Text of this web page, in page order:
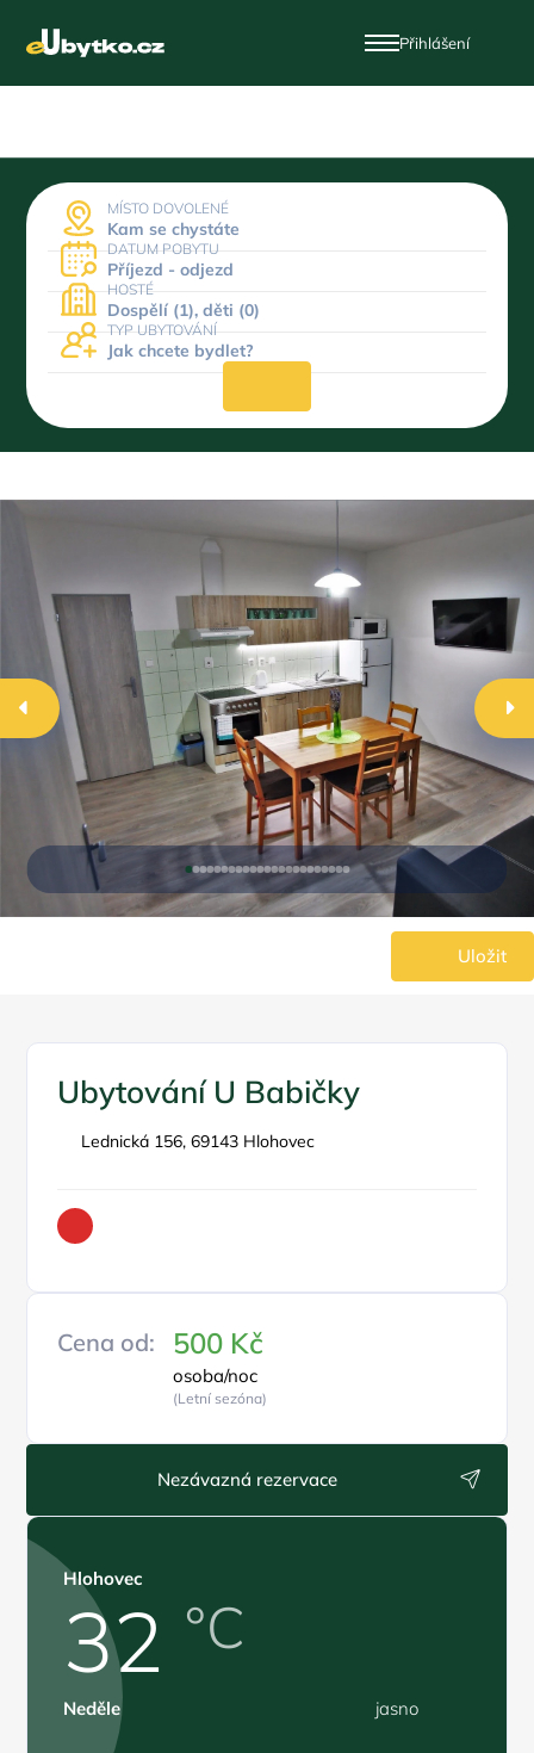
Přihlášení
MÍSTO DOVOLENÉ
Kam se chystáte
DATUM POBYTU
Příjezd - odjezd
HOSTÉ
Dospělí (1), děti (0)
TYP UBYTOVÁNÍ
Jak chcete bydlet?
Uložit
Ubytování U Babičky
Lednická 156, 69143 Hlohovec
Cena od: 500 Kč
osoba/noc
(Letní sezóna)
Nezávazná rezervace
Hlohovec
32 °C
Neděle jasno